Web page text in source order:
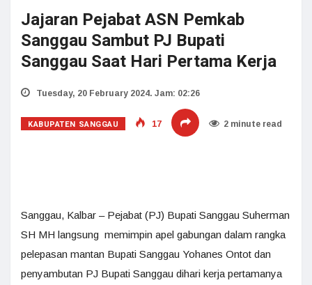
Jajaran Pejabat ASN Pemkab
Sanggau Sambut PJ Bupati
Sanggau Saat Hari Pertama Kerja
Tuesday, 20 February 2024. Jam: 02:26
KABUPATEN SANGGAU 17 2 minute read
Sanggau, Kalbar – Pejabat (PJ) Bupati Sanggau Suherman
SH MH langsung memimpin apel gabungan dalam rangka
pelepasan mantan Bupati Sanggau Yohanes Ontot dan
penyambutan PJ Bupati Sanggau dihari kerja pertamanya